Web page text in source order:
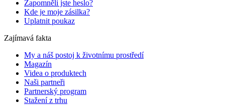
Zapomněli jste heslo?
Kde je moje zásilka?
Uplatnit poukaz
Zajímavá fakta
My a náš postoj k životnímu prostředí
Magazín
Videa o produktech
Naši partneři
Partnerský program
Stažení z trhu